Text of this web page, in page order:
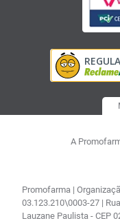
A
Promofarma |
03.123.210\0003-27 |
Lauzane Paulista - CEP